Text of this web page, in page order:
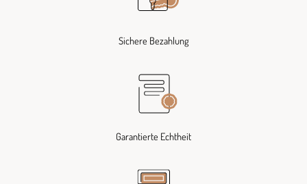
Sichere Bezahlung
Garantierte Echtheit